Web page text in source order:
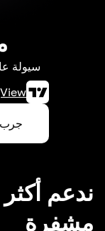
سيولة
جرب
مشفرة